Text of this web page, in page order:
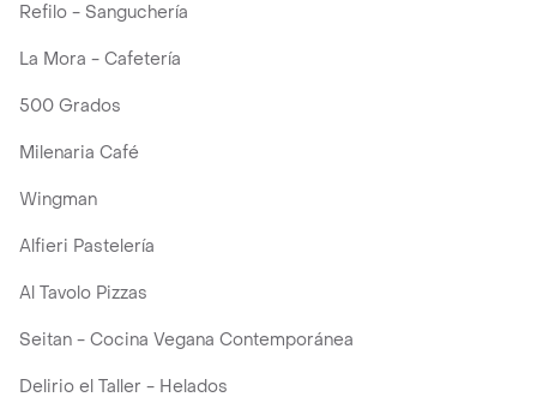
Refilo - Sanguchería
La Mora - Cafetería
500 Grados
Milenaria Café
Wingman
Alfieri Pastelería
Al Tavolo Pizzas
Seitan - Cocina Vegana Contemporánea
Delirio el Taller - Helados